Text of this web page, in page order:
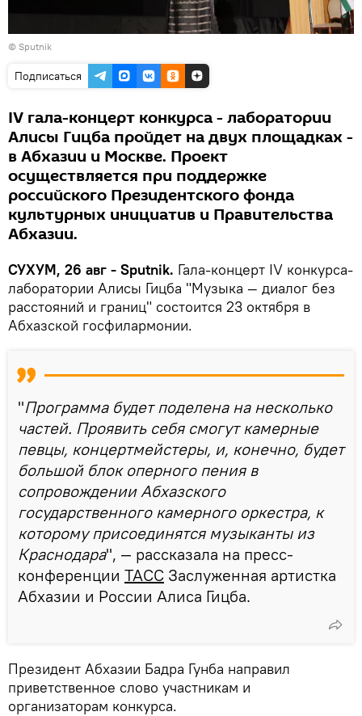
© Sputnik
Подписаться
IV гала-концерт конкурса - лаборатории
Алисы Гицба пройдет на двух площадках -
в Абхазии и Москве. Проект
осуществляется при поддержке
российского Президентского фонда
культурных инициатив и Правительства
Абхазии.
СУХУМ, 26 авг - Sputnik. Гала-концерт IV конкурса-
лаборатории Алисы Гицба "Музыка — диалог без
расстояний и границ" состоится 23 октября в
Абхазской госфилармонии.
"Программа будет поделена на несколько
частей. Проявить себя смогут камерные
певцы, концертмейстеры, и, конечно, будет
большой блок оперного пения в
сопровождении Абхазского
государственного камерного оркестра, к
которому присоединятся музыканты из
Краснодара", — рассказала на пресс-
конференции ТАСС Заслуженная артистка
Абхазии и России Алиса Гицба.
Президент Абхазии Бадра Гунба направил
приветственное слово участникам и
организаторам конкурса.